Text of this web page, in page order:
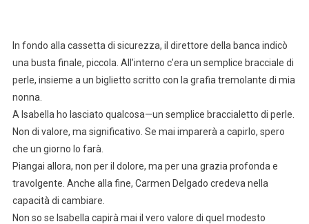
In fondo alla cassetta di sicurezza, il direttore della banca indicò
una busta finale, piccola. All’interno c’era un semplice bracciale di
perle, insieme a un biglietto scritto con la grafia tremolante di mia
nonna.
A Isabella ho lasciato qualcosa—un semplice braccialetto di perle.
Non di valore, ma significativo. Se mai imparerà a capirlo, spero
che un giorno lo farà.
Piangai allora, non per il dolore, ma per una grazia profonda e
travolgente. Anche alla fine, Carmen Delgado credeva nella
capacità di cambiare.
Non so se Isabella capirà mai il vero valore di quel modesto